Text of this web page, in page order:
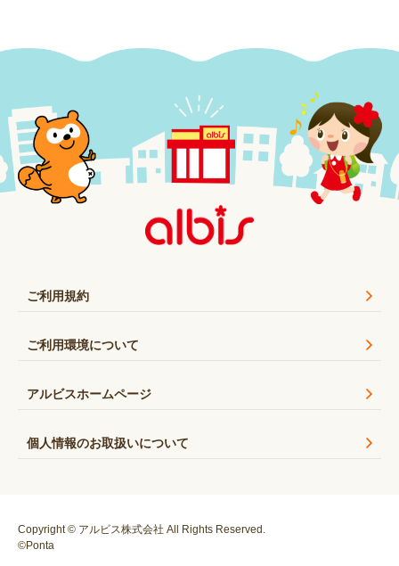
ご利用規約
ご利用環境について
アルビスホームページ
個人情報のお取扱いについて
Copyright © アルビス株式会社 All Rights Reserved.
©Ponta